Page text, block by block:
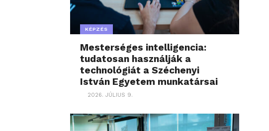
KÉPZÉS
Mesterséges intelligencia:
tudatosan használják a
technológiát a Széchenyi
István Egyetem munkatársai
2026. JÚLIUS 9.